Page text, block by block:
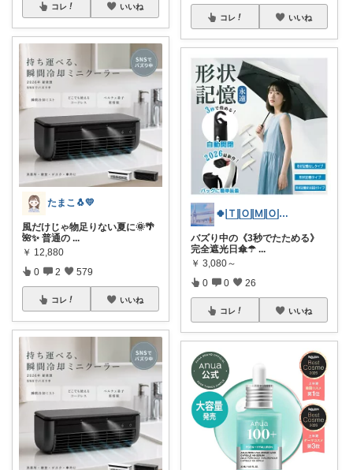
コレ いいね
たまこ🐧💛
風だけじゃ物足りない夏に🌞🌴
🌺✨ 普通の ...
￥ 12,880
0 2 579
コレ いいね
コレ いいね
🍀🅃🄾🄼🄾🍀感謝感謝🤗
バズり中の《3秒でたためる》
完全遮光日傘☂ ...
￥ 3,080～
0 0 26
コレ いいね